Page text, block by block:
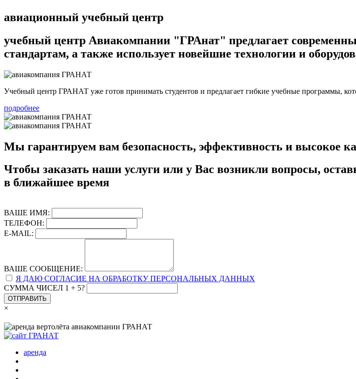
авиационный учебный центр
учебный центр Авиакомпании "ГРАнат" предлагает
стандартам, а также использует новейшие технологии и
Учебный центр ГРАНАТ уже готов принимать студентов и предлагает гибкие учебные программы,
подробнее
Мы гарантируем вам безопасность, эффективность и высокое
Чтобы заказать наши услуги или у Вас возникли вопросы,
в ближайшее время
ВАШЕ ИМЯ:
ТЕЛЕФОН:
E-MAIL:
ВАШЕ СООБЩЕНИЕ:
Я ДАЮ СОГЛАСИЕ НА ОБРАБОТКУ ПЕРСОНАЛЬНЫХ ДАННЫХ
СУММА ЧИСЕЛ 1 + 5?
ОТПРАВИТЬ
×
аренда